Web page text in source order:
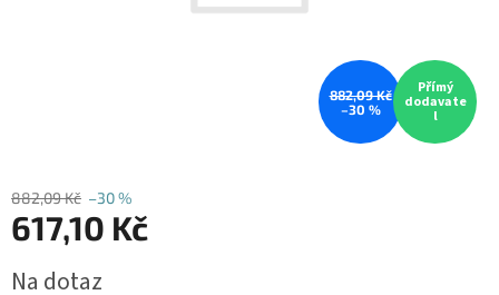
882,09 Kč
–30 %
Přímý
dodavate
l
882,09 Kč –30 %
617,10 Kč
cena:
Na dotaz